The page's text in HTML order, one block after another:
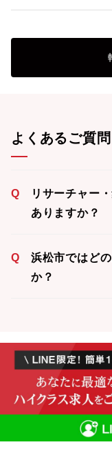
よくあるご質問
Q
リサーチャー
ありますか？
Q
浜松市ではど
か？